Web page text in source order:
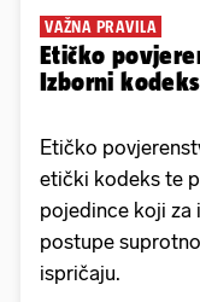
VAŽNA PRAVILA
Etičko
Izborni
Etičko
etički kodeks te
pojedince koji za
postupe
ispričaju.